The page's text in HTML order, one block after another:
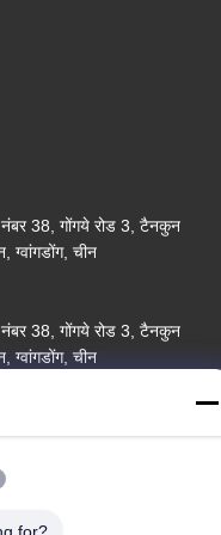
38, गोंगये रोड 3, टैनकुन
चीन
38, गोंगये रोड 3, टैनकुन
चीन